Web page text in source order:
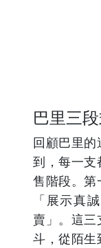
巴里三
回顧巴里
到，每一支
售階段。第
「展示真
賣」。這
斗，從陌生